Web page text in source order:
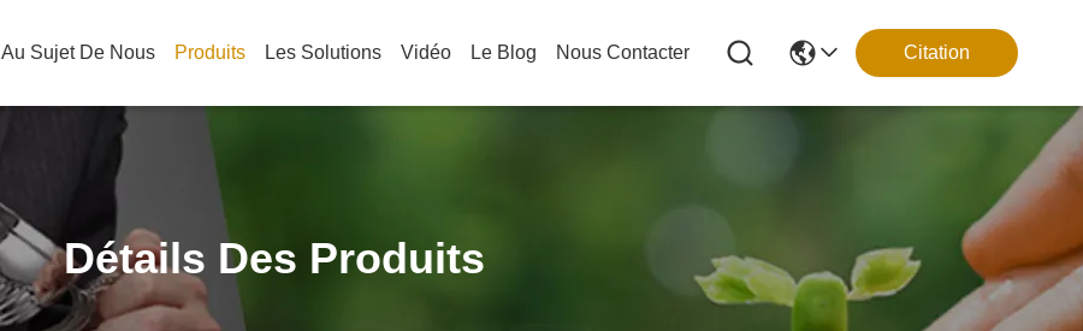
Au Sujet De Nous Produits Les Solutions Vidéo Le Blog Nous Contacter Citation
Détails Des Produits